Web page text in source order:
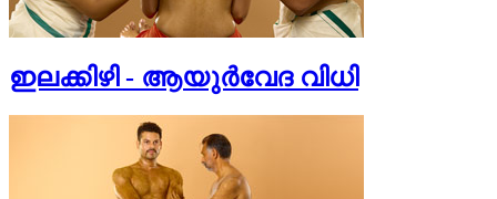
ഇലക്കിഴി - ആയുര്‍വേദ വിധി